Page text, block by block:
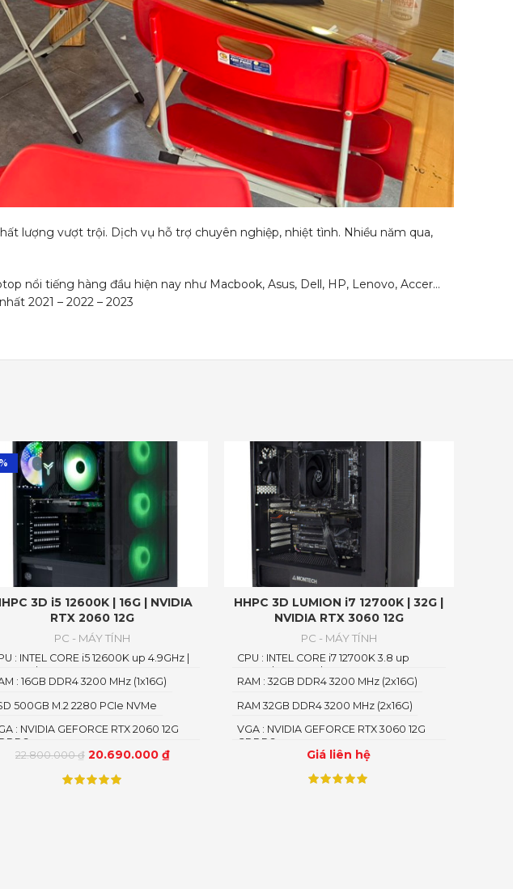
lượng vượt trội. Dịch vụ hỗ trợ chuyên nghiệp, nhiệt tình. Nhiều năm qua,
nổi tiếng hàng đầu hiện nay như Macbook, Asus, Dell, HP, Lenovo, Accer…
2021 – 2022 – 2023
3D i5 12600K | 16G | NVIDIA
RTX 2060 12G
PC - MÁY TÍNH
22.800.000₫ 20.690.000 ₫
: NVIDIA GEFORCE RTX 2060 12G
500GB M.2 2280 PCIe NVMe
: 16GB DDR4 3200 MHz (1x16G)
: INTEL CORE i5 12600K up 4.9GHz |
CORE | 16 THREAD
HHPC 3D LUMION i7 12700K | 32G |
NVIDIA RTX 3060 12G
PC - MÁY TÍNH
Giá liên hệ
VGA : NVIDIA GEFORCE RTX 3060 12G
GDDR6
RAM 32GB DDR4 3200 MHz (2x16G)
RAM : 32GB DDR4 3200 MHz (2x16G)
CPU : INTEL CORE i7 12700K 3.8 up
5.1GHz | 12 CORE | 20 THREAD